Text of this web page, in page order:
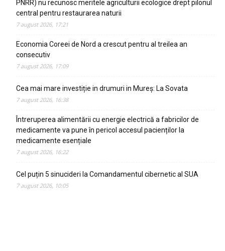
PNRR) nu recunosc meritele agriculturii ecologice drept pilonul
central pentru restaurarea naturii
7 august 2026, 17:21
Economia Coreei de Nord a crescut pentru al treilea an
consecutiv
7 august 2026, 17:09
Cea mai mare investiție in drumuri in Mureș: La Sovata
7 august 2026, 16:38
Întreruperea alimentării cu energie electrică a fabricilor de
medicamente va pune în pericol accesul pacienților la
medicamente esențiale
7 august 2026, 16:22
Cel puțin 5 sinucideri la Comandamentul cibernetic al SUA
7 august 2026, 10:05